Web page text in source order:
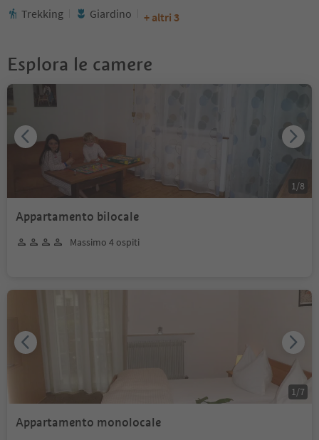
Trekking
Giardino + altri 3
Esplora le camere
Appartamento bilocale
Massimo 4 ospiti
1 /8
Appartamento monolocale
1 /7